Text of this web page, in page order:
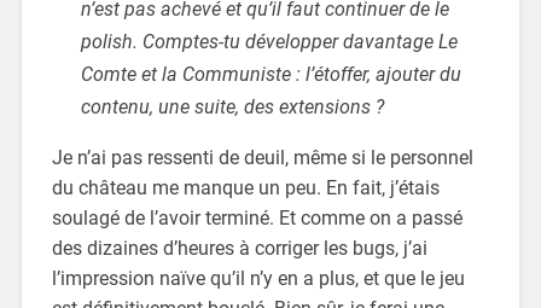
n’est pas achevé et qu’il faut continuer de le
polish. Comptes-tu développer davantage Le
Comte et la Communiste : l’étoffer, ajouter du
contenu, une suite, des extensions ?
Je n’ai pas ressenti de deuil, même si le personnel
du château me manque un peu. En fait, j’étais
soulagé de l’avoir terminé. Et comme on a passé
des dizaines d’heures à corriger les bugs, j’ai
l’impression naïve qu’il n’y en a plus, et que le jeu